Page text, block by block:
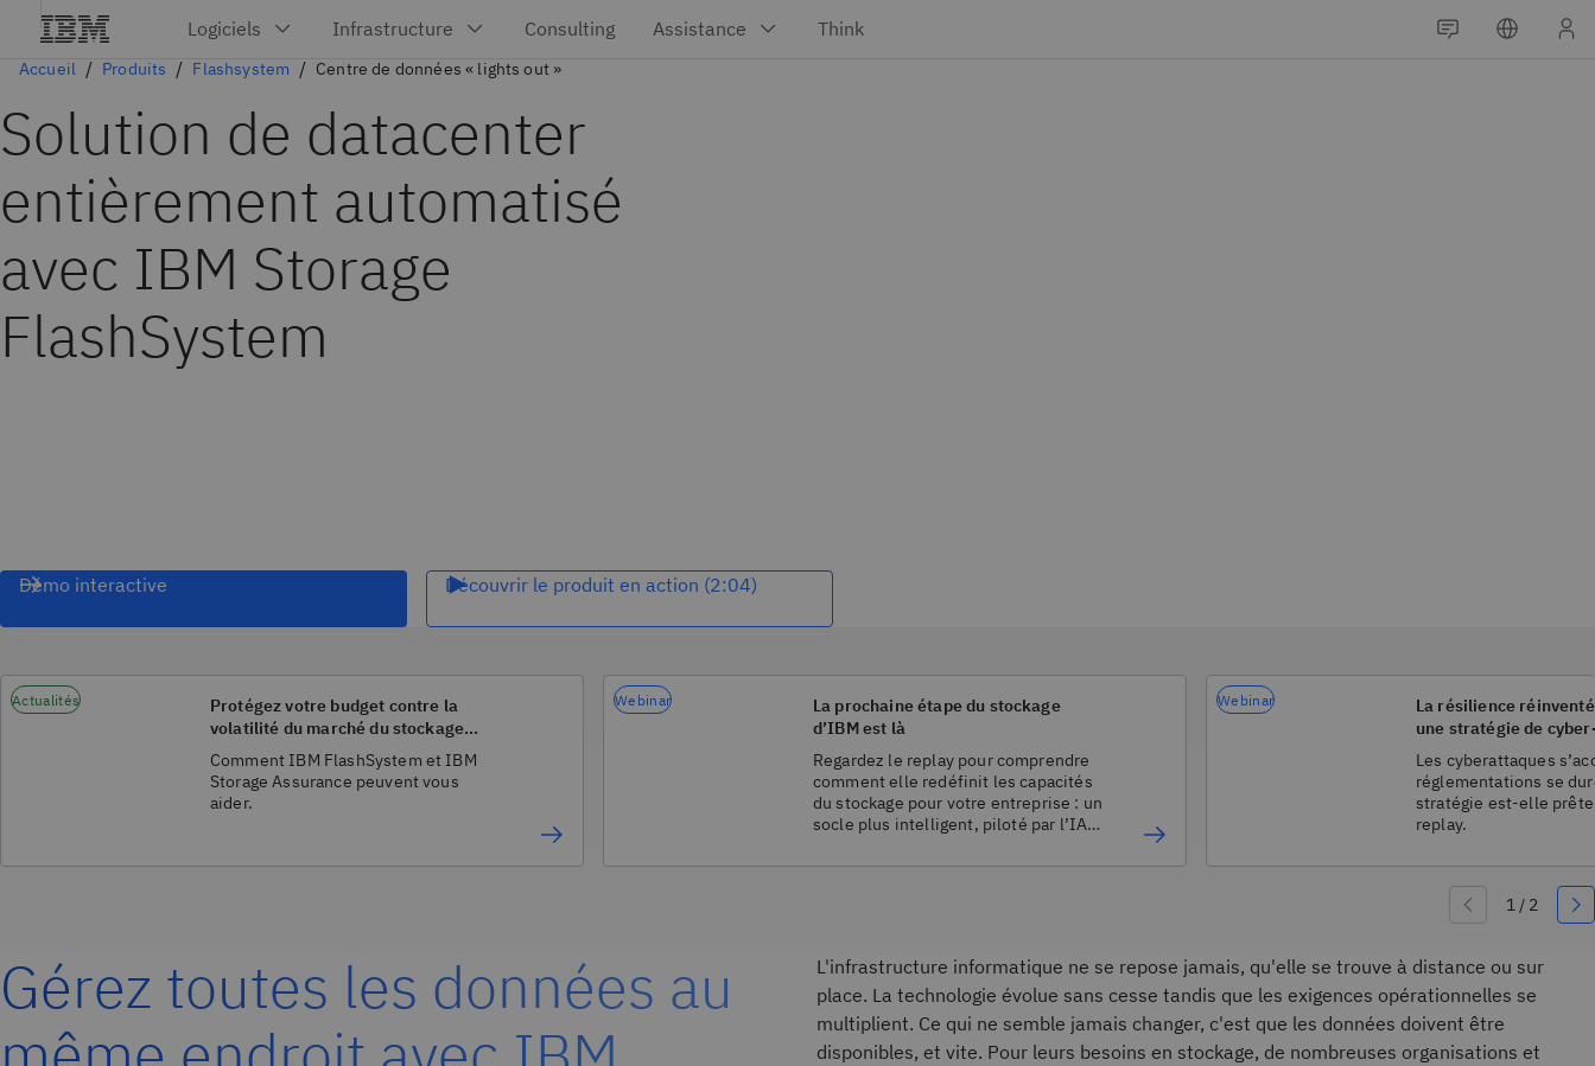
Accueil Produits Flashsystem Centre de données « lights out »
Solution de datacenter
entièrement automatisé
avec IBM Storage
FlashSystem
Démo interactive Découvrir le produit en action (2:04)
Actualités
Protégez votre budget contre la
volatilité du marché du stockage
flash.
Comment IBM FlashSystem et IBM
Storage Assurance peuvent vous
aider.
Webinar
La prochaine étape du stockage
d’IBM est là
Regardez le replay pour comprendre
comment elle redéfinit les capacités
du stockage pour votre entreprise : un
socle plus intelligent, piloté par l’IA,
Webinar
La résilience
une stratégie de
pérenne, pilotée par
Les cyberattaques
réglementations se
stratégie est-elle prête
replay.
Gérez toutes les données au
L'infrastructure informatique ne se repose jamais, qu'elle se trouve à distance ou sur
place. La technologie évolue sans cesse tandis que les exigences opérationnelles se
multiplient. Ce qui ne semble jamais changer, c'est que les données doivent être
disponibles, et vite. Pour leurs besoins en stockage, de nombreuses organisations et